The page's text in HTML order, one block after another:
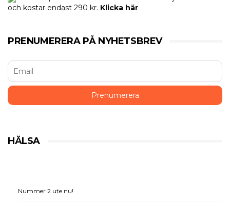
och kostar endast 290 kr. Klicka här
PRENUMERERA PÅ NYHETSBREV
HÄLSA
Nummer 2 ute nu!